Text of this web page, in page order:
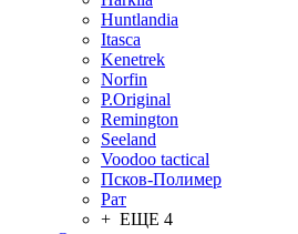
Huntlandia
Itasca
Kenetrek
Norfin
P.Original
Remington
Seeland
Voodoo tactical
Псков-Полимер
Рат
+ ЕЩЕ 4